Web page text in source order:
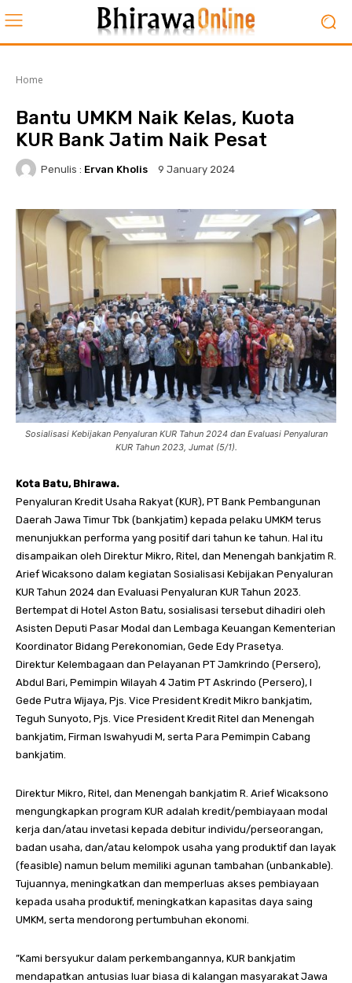
Home
Bantu UMKM Naik Kelas, Kuota
KUR Bank Jatim Naik Pesat
Penulis : Ervan Kholis 9 January 2024
Sosialisasi Kebijakan Penyaluran KUR Tahun 2024 dan Evaluasi Penyaluran
KUR Tahun 2023, Jumat (5/1).
Kota Batu, Bhirawa.
Penyaluran Kredit Usaha Rakyat (KUR), PT Bank Pembangunan
Daerah Jawa Timur Tbk (bankjatim) kepada pelaku UMKM terus
menunjukkan performa yang positif dari tahun ke tahun. Hal itu
disampaikan oleh Direktur Mikro, Ritel, dan Menengah bankjatim R.
Arief Wicaksono dalam kegiatan Sosialisasi Kebijakan Penyaluran
KUR Tahun 2024 dan Evaluasi Penyaluran KUR Tahun 2023.
Bertempat di Hotel Aston Batu, sosialisasi tersebut dihadiri oleh
Asisten Deputi Pasar Modal dan Lembaga Keuangan Kementerian
Koordinator Bidang Perekonomian, Gede Edy Prasetya.
Direktur Kelembagaan dan Pelayanan PT Jamkrindo (Persero),
Abdul Bari, Pemimpin Wilayah 4 Jatim PT Askrindo (Persero), I
Gede Putra Wijaya, Pjs. Vice President Kredit Mikro bankjatim,
Teguh Sunyoto, Pjs. Vice President Kredit Ritel dan Menengah
bankjatim, Firman Iswahyudi M, serta Para Pemimpin Cabang
bankjatim.
Direktur Mikro, Ritel, dan Menengah bankjatim R. Arief Wicaksono
mengungkapkan program KUR adalah kredit/pembiayaan modal
kerja dan/atau invetasi kepada debitur individu/perseorangan,
badan usaha, dan/atau kelompok usaha yang produktif dan layak
(feasible) namun belum memiliki agunan tambahan (unbankable).
Tujuannya, meningkatkan dan memperluas akses pembiayaan
kepada usaha produktif, meningkatkan kapasitas daya saing
UMKM, serta mendorong pertumbuhan ekonomi.
”Kami bersyukur dalam perkembangannya, KUR bankjatim
mendapatkan antusias luar biasa di kalangan masyarakat Jawa